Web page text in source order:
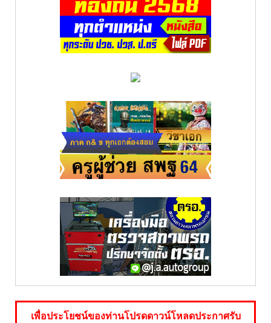
เพื่อประโยชน์ของท่านโปรดดาวน์โหลดประกาศรับ